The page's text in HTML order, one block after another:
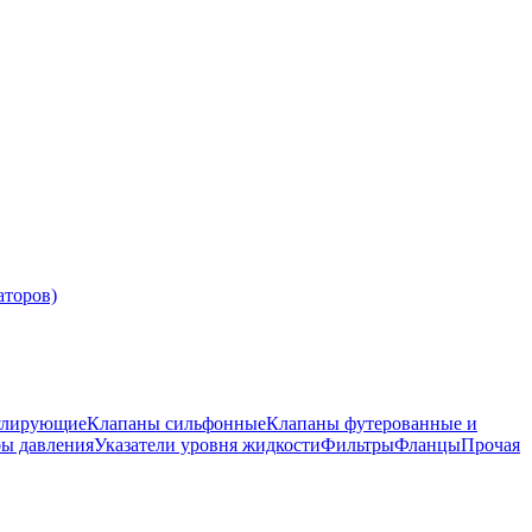
Клапаны сильфонныеКлапаны футерованные и
давленияУказатели уровня жидкостиФильтрыФланцыПрочая